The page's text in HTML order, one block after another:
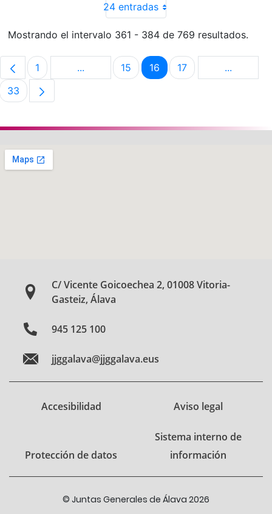
24 entradas
Mostrando el intervalo 361 - 384 de 769 resultados.
Página
1 ...Páginas intermedias Use TAB para
Página
15 Página
16 Página
17 ...Páginas
Página
33
C/ Vicente Goicoechea 2, 01008 Vitoria-
Gasteiz, Álava
945 125 100
jjggalava@jjggalava.eus
Accesibilidad Aviso legal
Protección de datos
Sistema interno de
información
© Juntas Generales de Álava 2026